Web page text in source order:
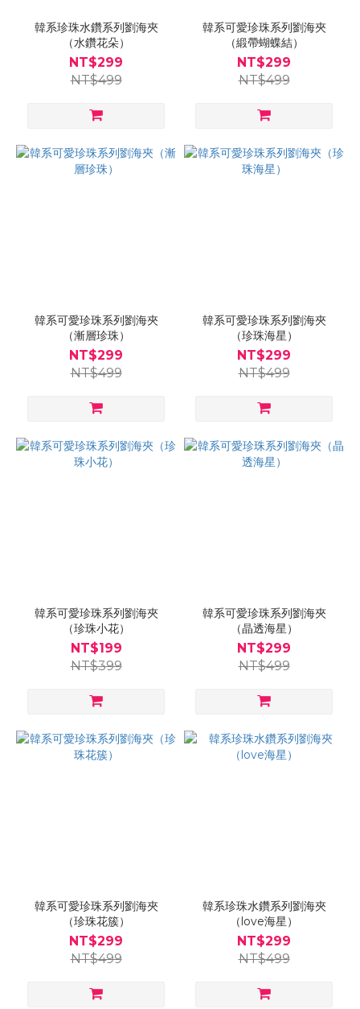
韓系珍珠水鑽系列劉海夾
（水鑽花朵）
NT$299
NT$499
韓系可愛珍珠系列劉海夾
（緞帶蝴蝶結）
NT$299
NT$499
韓系可愛珍珠系列劉海夾
（漸層珍珠）
NT$299
NT$499
韓系可愛珍珠系列劉海夾
（珍珠海星）
NT$299
NT$499
韓系可愛珍珠系列劉海夾
（珍珠小花）
NT$199
NT$399
韓系可愛珍珠系列劉海夾
（晶透海星）
NT$299
NT$499
韓系可愛珍珠系列劉海夾
（珍珠花簇）
NT$299
NT$499
韓系珍珠水鑽系列劉海夾
（love海星）
NT$299
NT$499